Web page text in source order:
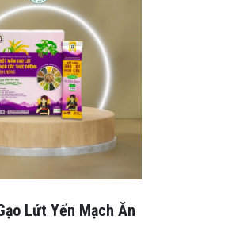
Lứt Yến Mạch Ăn